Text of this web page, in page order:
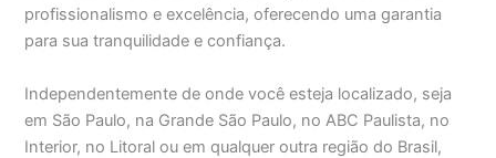
profissionalismo e excelência, oferecendo uma garantia
para sua tranquilidade e confiança.
Independentemente de onde você esteja localizado, seja
em São Paulo, na Grande São Paulo, no ABC Paulista, no
Interior, no Litoral ou em qualquer outra região do Brasil,